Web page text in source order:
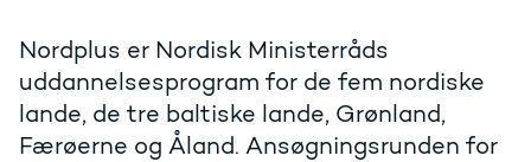
Nordplus er Nordisk Ministerråds
uddannelsesprogram for de fem nordiske
lande, de tre baltiske lande, Grønland,
Færøerne og Åland. Ansøgningsrunden for